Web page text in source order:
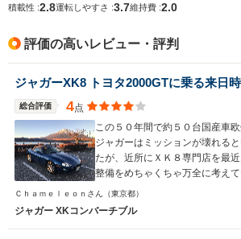
積載性 :2.8運転しやすさ :3.7維持費 :2.0
評価の高いレビュー・評判
ジャガーXK8 トヨタ2000GTに乗る来日
総合評価 4点
この５０年間で約５０台国産車
ジャガーはミッションが壊れる
たが、近所にＸＫ８専門店を最近
整備をめちゃくちゃ万全に考え
話してから２０分で購入支払い
いがメンテが大変です。ポルシ
たが退屈な車で内装もとても安
Ｃｈａｍｅｌｅｏｎさん （東京都）
ジャガー XKコンバーチブル